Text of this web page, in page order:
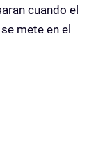
cuando el
mete en el